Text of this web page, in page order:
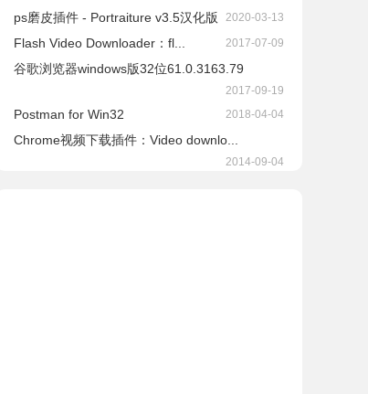
ps磨皮插件 - Portraiture v3.5汉化版 2020-03-13
Flash Video Downloader：fl... 2017-07-09
谷歌浏览器windows版32位61.0.3163.79
2017-09-19
Postman for Win32 2018-04-04
Chrome视频下载插件：Video downlo...
2014-09-04